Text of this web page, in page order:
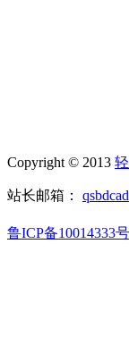
Copyright © 2013
站长邮箱：
鲁ICP备10014333